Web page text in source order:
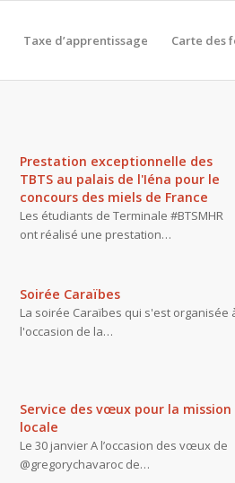
Taxe d’apprentissage Carte des
Prestation exceptionnelle des
TBTS au palais de l'Iéna pour le
concours des miels de France
Les étudiants de Terminale #BTSMHR
ont réalisé une prestation…
Soirée Caraïbes
La soirée Caraïbes qui s'est organisée
l'occasion de la…
Service des vœux pour la mission
locale
Le 30 janvier A l’occasion des vœux de
@gregorychavaroc de…